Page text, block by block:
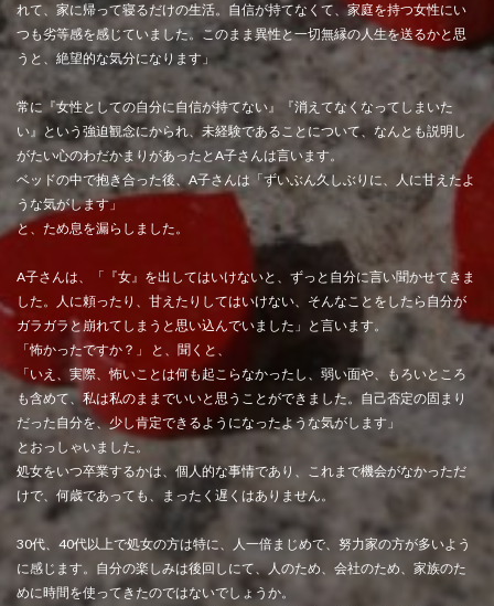
れて、家に帰って寝るだけの生活。自信が持てなくて、家庭を持つ女性にい
つも劣等感を感じていました。このまま異性と一切無縁の人生を送るかと思
うと、絶望的な気分になります」
常に『女性としての自分に自信が持てない』『消えてなくなってしまいた
い』という強迫観念にかられ、未経験であることについて、なんとも説明し
がたい心のわだかまりがあったとA子さんは言います。
ベッドの中で抱き合った後、A子さんは「ずいぶん久しぶりに、人に甘えたよ
うな気がします」
と、ため息を漏らしました。
A子さんは、「『女』を出してはいけないと、ずっと自分に言い聞かせてきま
した。人に頼ったり、甘えたりしてはいけない、そんなことをしたら自分が
ガラガラと崩れてしまうと思い込んでいました」と言います。
「怖かったですか？」 と、聞くと、
「いえ、実際、怖いことは何も起こらなかったし、弱い面や、もろいところ
も含めて、私は私のままでいいと思うことができました。自己否定の固まり
だった自分を、少し肯定できるようになったような気がします」
とおっしゃいました。
処女をいつ卒業するかは、個人的な事情であり、これまで機会がなかっただ
けで、何歳であっても、まったく遅くはありません。
30代、40代以上で処女の方は特に、人一倍まじめで、努力家の方が多いよう
に感じます。自分の楽しみは後回しにて、人のため、会社のため、家族のた
めに時間を使ってきたのではないでしょうか。